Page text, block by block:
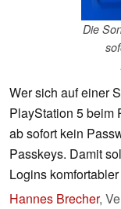
Die
Wer sich auf einer
PlayStation 5 beim
ab sofort kein
Passkeys. Damit
Logins
Hannes Brecher,